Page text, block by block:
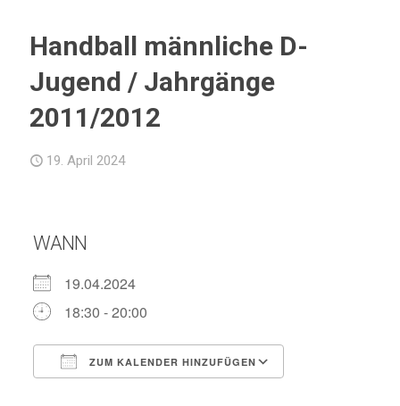
Handball männliche D-
Jugend / Jahrgänge
2011/2012
19. April 2024
WANN
19.04.2024
18:30 - 20:00
ZUM KALENDER HINZUFÜGEN